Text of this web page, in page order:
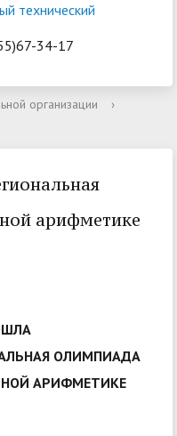
технический
34-17
организации
›
арифметике
ОЛИМПИАДА
АРИФМЕТИКЕ